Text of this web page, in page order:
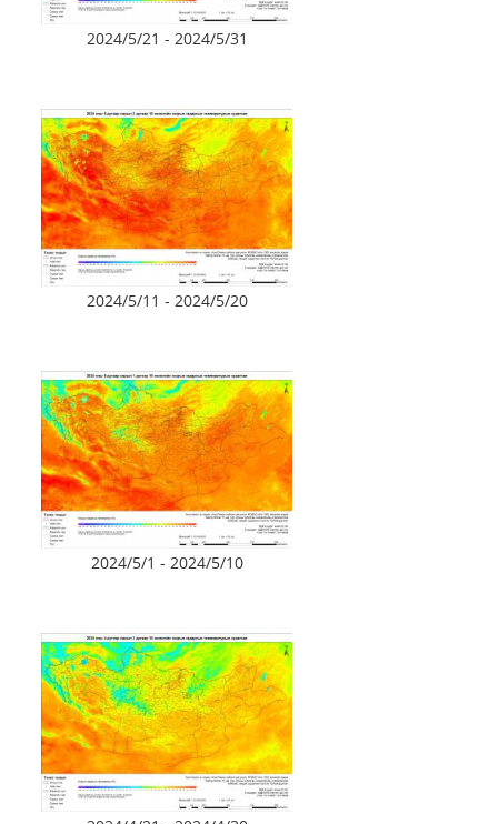
2024/5/21 - 2024/5/31
2024/5/11 - 2024/5/20
2024/5/1 - 2024/5/10